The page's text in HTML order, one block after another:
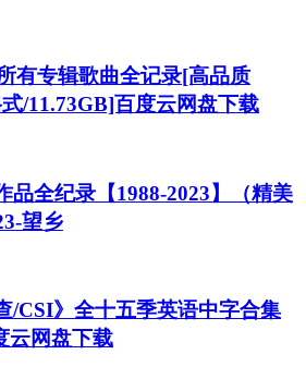
有专辑歌曲全记录[高品质
/11.73GB]百度云网盘下载
品全纪录【1988-2023】（精美
望乡
/CSI》全十五季英语中字合集
云网盘下载